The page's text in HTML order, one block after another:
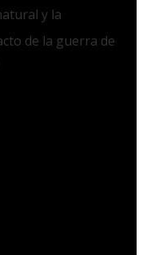
y la
de la guerra de